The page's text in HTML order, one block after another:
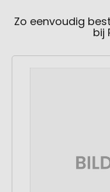
Zo eenvoudig
bij